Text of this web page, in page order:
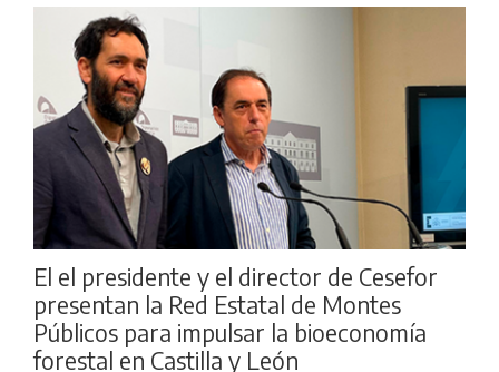
El el presidente y el director de Cesefor
presentan la Red Estatal de Montes
Públicos para impulsar la bioeconomía
forestal en Castilla y León